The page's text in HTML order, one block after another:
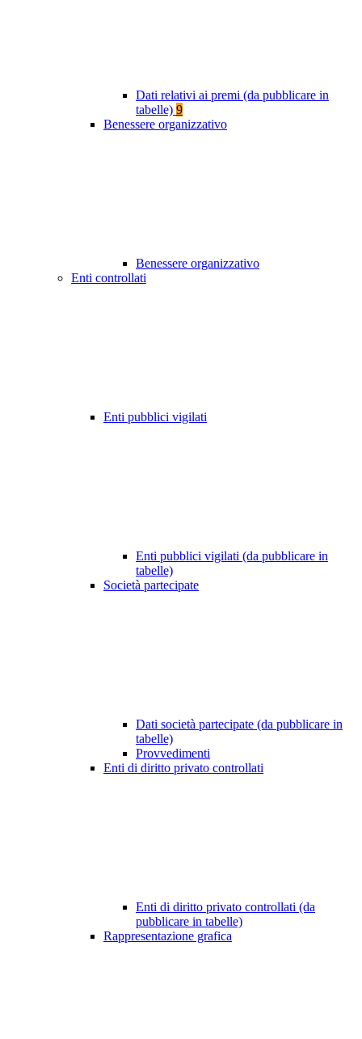
Dati relativi ai premi (da pubblicare in
tabelle) 9
Benessere organizzativo
Benessere organizzativo
Enti controllati
Enti pubblici vigilati
Enti pubblici vigilati (da pubblicare in
tabelle)
Società partecipate
Dati società partecipate (da pubblicare in
tabelle)
Provvedimenti
Enti di diritto privato controllati
Enti di diritto privato controllati (da
pubblicare in tabelle)
Rappresentazione grafica